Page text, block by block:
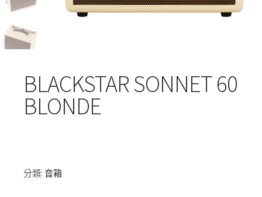
BLACKSTAR SONNET 60
BLONDE
分類: 音箱